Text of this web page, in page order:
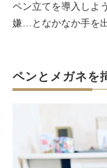
ペン立てを導入しよ
嫌…となかなか手を出
ペンとメガネを